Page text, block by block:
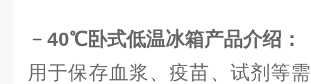
﹣40℃卧式低温冰箱产品介绍：
用于保存血浆、疫苗、试剂等